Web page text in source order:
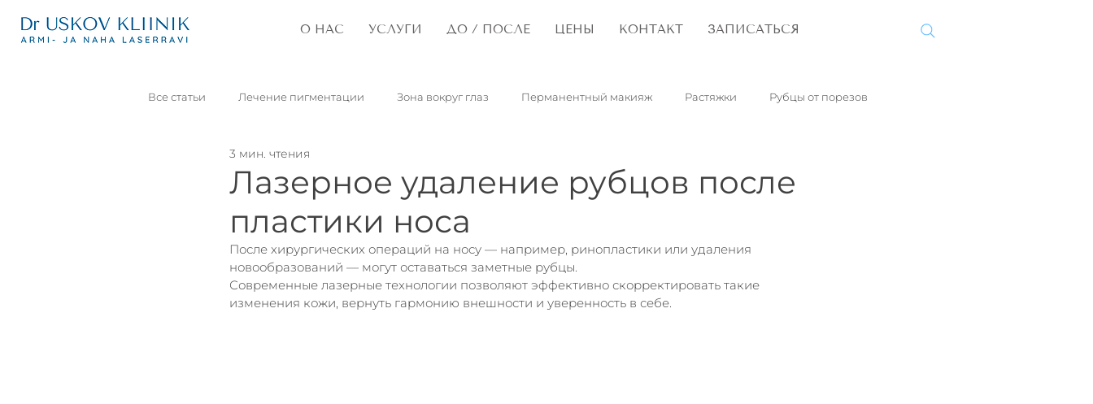
О НАС УСЛУГИ ДО / ПОСЛЕ ЦЕНЫ КОНТАКТ ЗАПИСАТЬСЯ
Все статьи Лечение пигментации Зона вокруг глаз Перманентный макияж Растяжки Рубцы от порезов
Удаление постакне
Кожные новообразования Сирингомы Папилломы
Татуировки Морщины Гранулы Фордайса Ретикулярные вены Розацеа Облысение
Лазерное удаление рубцов после
пластики носа
3 мин. чтения
После хирургических операций на носу — например, ринопластики или удаления
новообразований — могут оставаться заметные рубцы.
Современные лазерные технологии позволяют эффективно скорректировать такие
изменения кожи, вернуть гармонию внешности и уверенность в себе.